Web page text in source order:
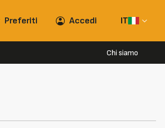
Preferiti Accedi IT
Chi siamo